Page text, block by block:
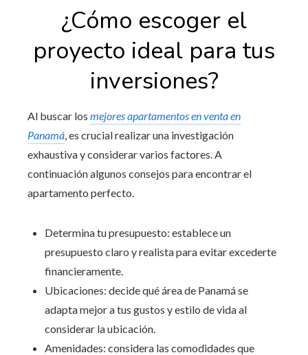
¿Cómo escoger el
proyecto ideal para tus
inversiones?
Al buscar los mejores apartamentos en venta en
Panamá , es crucial realizar una investigación
exhaustiva y considerar varios factores. A
continuación algunos consejos para encontrar el
apartamento perfecto.
Determina tu presupuesto: establece un
presupuesto claro y realista para evitar excederte
financieramente.
Ubicaciones: decide qué área de Panamá se
adapta mejor a tus gustos y estilo de vida al
considerar la ubicación.
Amenidades: considera las comodidades que